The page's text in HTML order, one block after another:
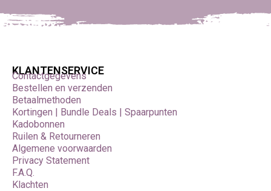
KLANTENSERVICE
Contactgegevens
Bestellen en verzenden
Betaalmethoden
Kortingen | Bundle Deals | Spaarpunten
Kadobonnen
Ruilen & Retourneren
Algemene voorwaarden
Privacy Statement
F.A.Q.
Klachten